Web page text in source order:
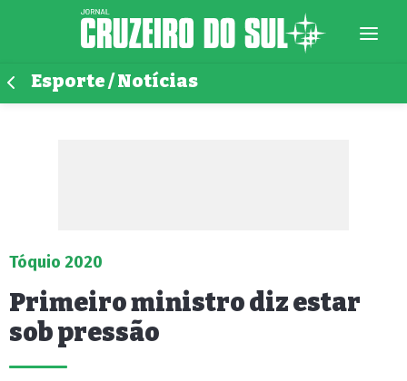
Esporte / Notícias
Tóquio 2020
Primeiro ministro diz estar
sob pressão